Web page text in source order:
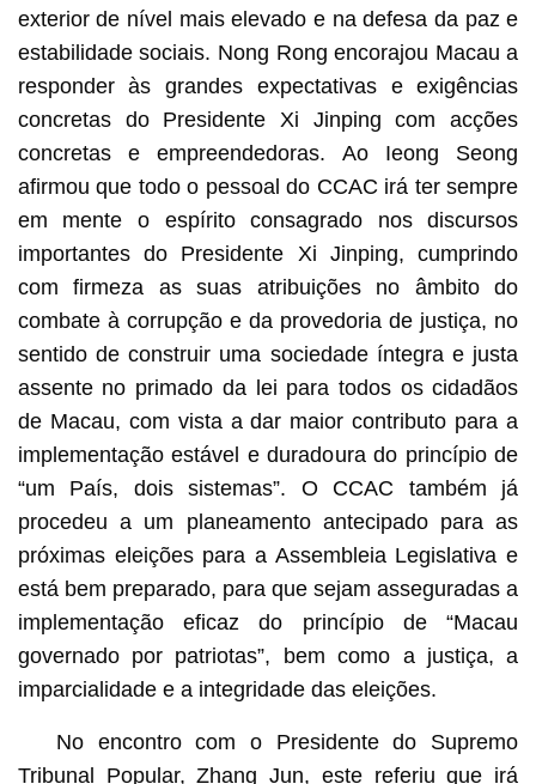
exterior de nível mais elevado e na defesa da paz e
estabilidade sociais. Nong Rong encorajou Macau a
responder às grandes expectativas e exigências
concretas do Presidente Xi Jinping com acções
concretas e empreendedoras. Ao Ieong Seong
afirmou que todo o pessoal do CCAC irá ter sempre
em mente o espírito consagrado nos discursos
importantes do Presidente Xi Jinping, cumprindo
com firmeza as suas atribuições no âmbito do
combate à corrupção e da provedoria de justiça, no
sentido de construir uma sociedade íntegra e justa
assente no primado da lei para todos os cidadãos
de Macau, com vista a dar maior contributo para a
implementação estável e duradoura do princípio de
“um País, dois sistemas”. O CCAC também já
procedeu a um planeamento antecipado para as
próximas eleições para a Assembleia Legislativa e
está bem preparado, para que sejam asseguradas a
implementação eficaz do princípio de “Macau
governado por patriotas”, bem como a justiça, a
imparcialidade e a integridade das eleições.
No encontro com o Presidente do Supremo
Tribunal Popular, Zhang Jun, este referiu que irá